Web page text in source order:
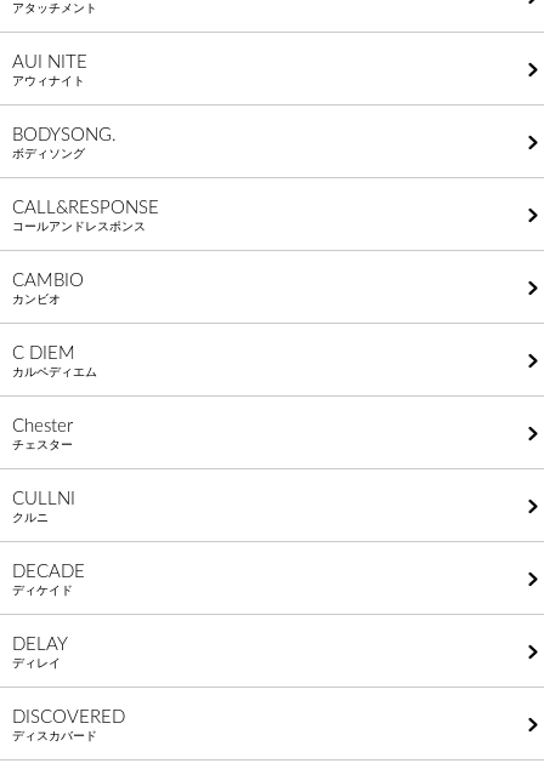
アタッチメント
AUI NITE
アウィナイト
BODYSONG.
ボディソング
CALL&RESPONSE
コールアンドレスポンス
CAMBIO
カンビオ
C DIEM
カルペディエム
Chester
チェスター
CULLNI
クルニ
DECADE
ディケイド
DELAY
ディレイ
DISCOVERED
ディスカバード